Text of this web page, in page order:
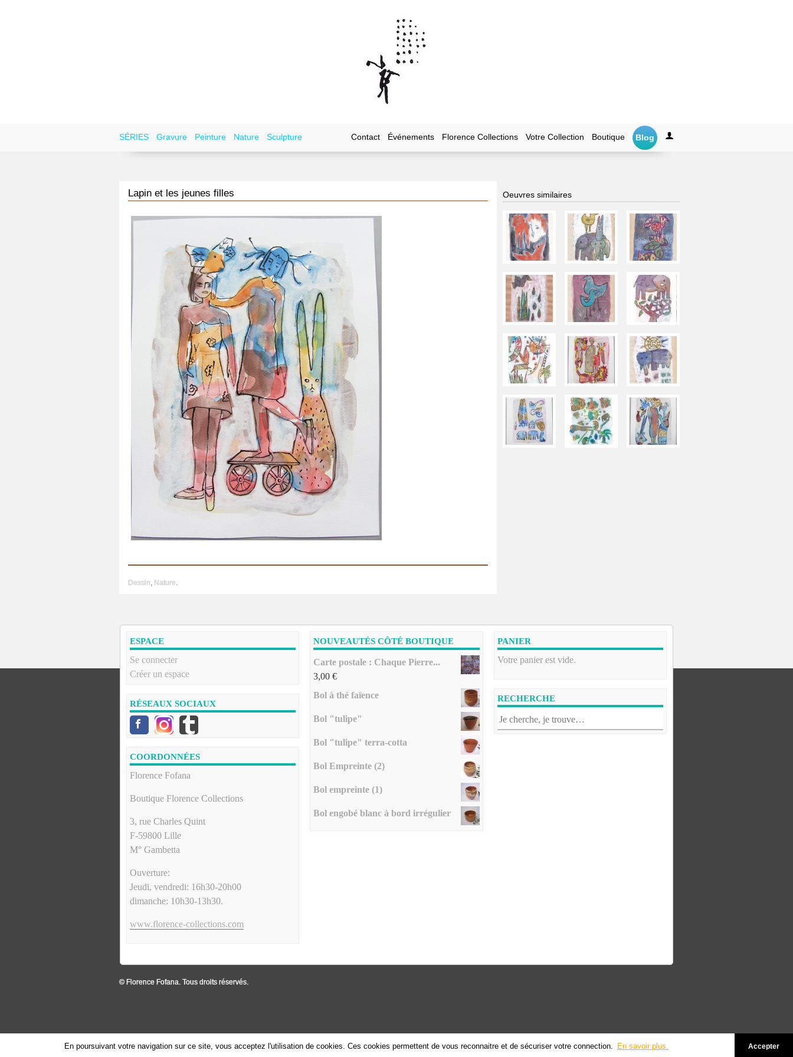
En poursuivant votre navigation sur ce site, vous acceptez l'utilisation de cookies. Ces cookies permettent de vous reconnaitre et de sécuriser votre connection. En savoir plus. Accepter
SÉRIES Gravure Peinture Nature Sculpture Contact Événements Florence Collections Votre Collection Boutique Blog
Lapin et les jeunes filles
Dessin, Nature.
Oeuvres similaires
ESPACE
Se connecter
Créer un espace
RÉSEAUX SOCIAUX
COORDONNÉES
Florence Fofana
Boutique Florence Collections
3, rue Charles Quint
F-59800 Lille
M° Gambetta
Ouverture:
Jeudi, vendredi: 16h30-20h00
dimanche: 10h30-13h30.
www.florence-collections.com
NOUVEAUTÉS CÔTÉ BOUTIQUE
Carte postale : Chaque Pierre...
3,00€
Bol à thé faïence
Bol "tulipe"
Bol "tulipe" terra-cotta
Bol Empreinte (2)
Bol empreinte (1)
Bol engobé blanc à bord irrégulier
PANIER
Votre panier est vide.
RECHERCHE
© Florence Fofana. Tous droits réservés.